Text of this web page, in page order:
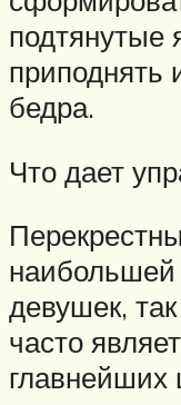
подтянутые
приподнять
бедра.
Что дает
девушек,
часто
главнейших